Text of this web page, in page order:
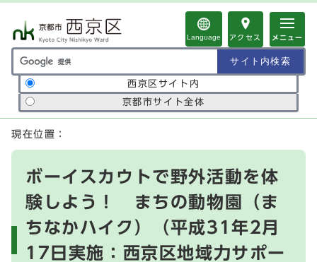
Language アクセス メニュー
サイト内検索の範囲
西京区サイト内
京都市サイト全体
ここから本文です
現在位置：
ボーイスカウトで野外活動を体
験しよう！ まちの動物園（ま
ちなかハイク）（平成31年2月
17日実施：西京区地域力サポー